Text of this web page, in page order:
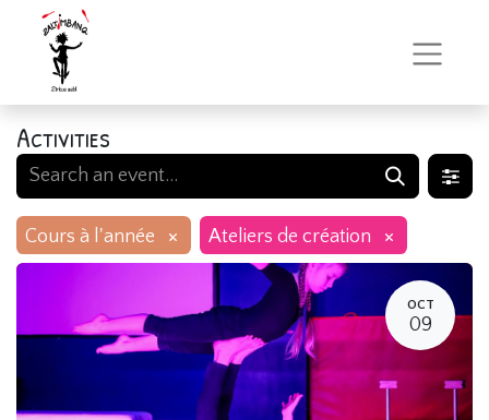
Activities
Cours à l'année × Ateliers de création ×
OCT
09